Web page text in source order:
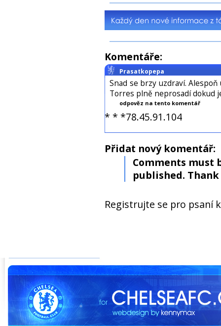
Komentáře:
Prasatkopepa
Snad se brzy uzdraví.
Torres plně neprosadí dokud
odpověz na tento komentář
* * *78.45.91.104
Přidat nový komentář:
Comments must
published. Thank
Registrujte se pro psaní